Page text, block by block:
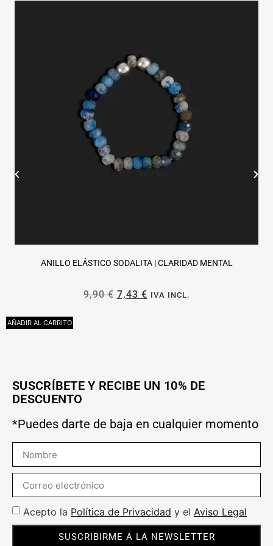
ANILLO ELÁSTICO SODALITA | CLARIDAD MENTAL
9,90€ 7,43 € IVA INCL.
AÑADIR AL CARRITO
SUSCRÍBETE Y RECIBE UN 10% DE
DESCUENTO
*Puedes darte de baja en cualquier momento
Acepto la Política de Privacidad y el Aviso Legal
SUSCRIBIRME A LA NEWSLETTER